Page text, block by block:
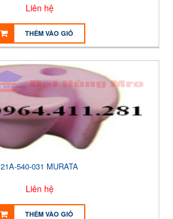
Liên hệ
THÊM VÀO GIỎ
21A-540-031 MURATA
Liên hệ
THÊM VÀO GIỎ